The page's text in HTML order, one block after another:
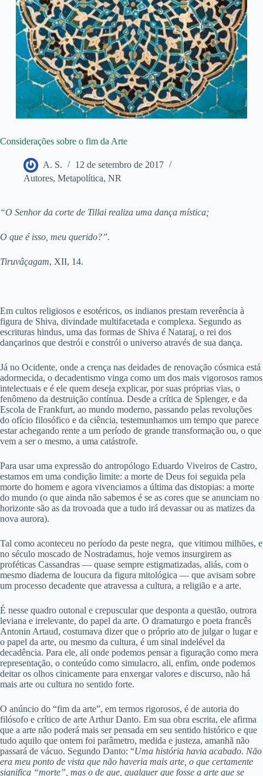
Considerações sobre o fim da Arte
A. S.
12 de setembro de 2017
Autores, Metapolítica, NR
“O Senhor da corte de Tillai realiza uma dança mística;
O que é isso, meu querido?”.
Tiruvâçagam, XII, 14.
Em cultos religiosos e esotéricos, os indianos prestam reverência à
figura de Shiva, divindade multifacetada e complexa. Segundo as
escrituras hindus, uma das formas de Shiva é Nataraj, o rei dos
dançarinos que destrói e constrói o universo através de sua dança.
Já no Ocidente, onde a crença nas deidades de renovação cósmica está
adormecida, o decadentismo vinga como um dos mais vigorosos ramos
intelectuais e é ele quem deseja explicar, por suas próprias vias, o
fenômeno da destruição contínua. Desde a crítica de Splenger, e da
Escola de Frankfurt, ao mundo moderno, passando pelas revoluções
do ofício filosófico e da ciência, testemunhamos um tempo que parece
estar achegando rente a um período de grande transformação ou, o que
vem a ser o mesmo, a uma catástrofe.
Para usar uma expressão do antropólogo Eduardo Viveiros de Castro,
estamos em uma condição limite: a morte de Deus foi seguida pela
morte do homem e agora vivenciamos a última das distopias: a morte
do mundo (o que ainda não sabemos é se as cores que se anunciam no
horizonte são as da trovoada que a tudo irá devassar ou as matizes da
nova aurora).
Tal como aconteceu no período da peste negra, que vitimou milhões, e
no século moscado de Nostradamus, hoje vemos insurgirem as
proféticas Cassandras — quase sempre estigmatizadas, aliás, com o
mesmo diadema de loucura da figura mitológica — que avisam sobre
um processo decadente que atravessa a cultura, a religião e a arte.
É nesse quadro outonal e crepuscular que desponta a questão, outrora
leviana e irrelevante, do papel da arte. O dramaturgo e poeta francês
Antonin Artaud, costumava dizer que o próprio ato de julgar o lugar e
o papel da arte, ou mesmo da cultura, é um sinal indelével da
decadência. Para ele, ali onde podemos pensar a figuração como mera
representação, o conteúdo como simulacro, ali, enfim, onde podemos
deitar os olhos cinicamente para enxergar valores e discurso, não há
mais arte ou cultura no sentido forte.
O anúncio do “fim da arte”, em termos rigorosos, é de autoria do
filósofo e crítico de arte Arthur Danto. Em sua obra escrita, ele afirma
que a arte não poderá mais ser pensada em seu sentido histórico e que
tudo aquilo que ontem foi parâmetro, medida e justeza, amanhã não
passará de vácuo. Segundo Danto: “Uma história havia acabado. Não
era meu ponto de vista que não haveria mais arte, o que certamente
significa “morte”, mas o de que, qualquer que fosse a arte que se